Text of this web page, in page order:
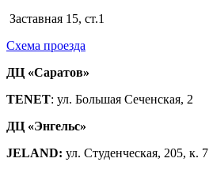
Заставная 15, ст.1
Схема проезда
ДЦ «Саратов»
TENET: ул. Большая Сеченская, 2
ДЦ «Энгельс»
JELAND: ул. Студенческая, 205, к. 7